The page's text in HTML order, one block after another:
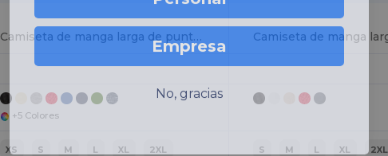
Camiseta de manga larga de punto fino
+5 Colores
XS S M L XL 2XL S M L XL 2XL
Empresa